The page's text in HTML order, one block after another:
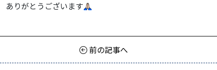
ありがとうございます
前の記事へ